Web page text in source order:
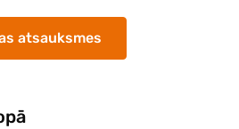
atsauksmes